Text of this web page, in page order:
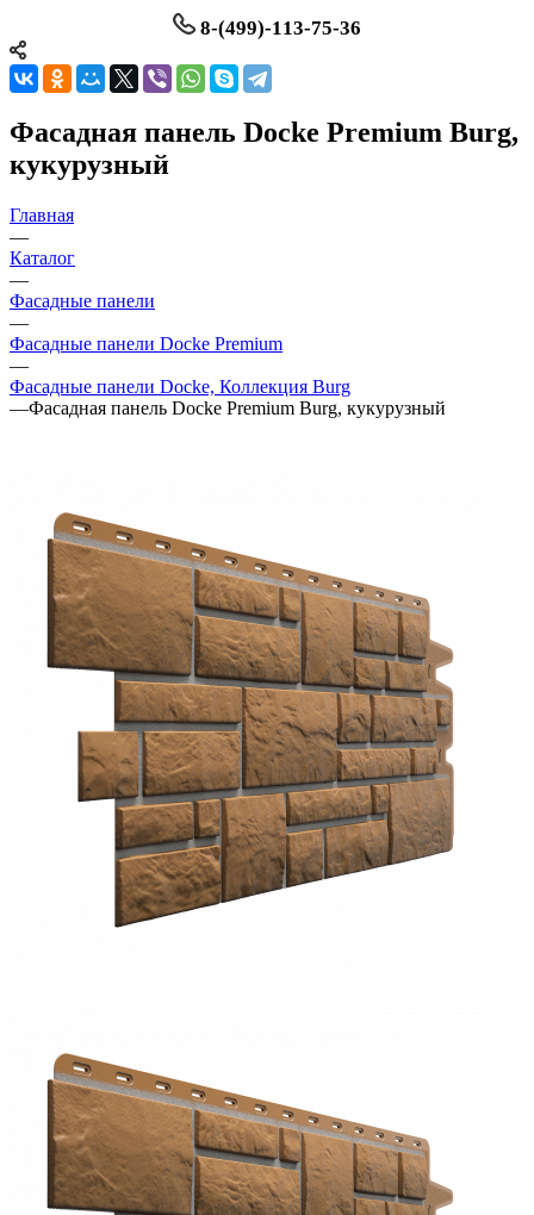
8-(499)-113-75-36
Фасадная панель Docke Premium Burg,
кукурузный
Главная
—
Каталог
—
Фасадные панели
—
Фасадные панели Docke Premium
—
Фасадные панели Docke, Коллекция Burg
—Фасадная панель Docke Premium Burg, кукурузный